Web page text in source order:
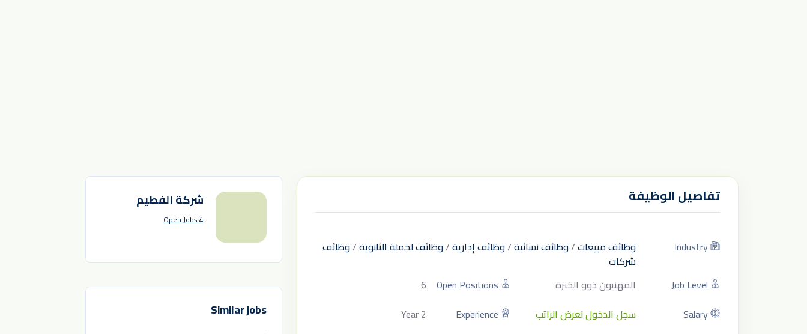
تفاصيل الوظيفة
Industry وظائف مبيعات/وظائف نسائية/وظائف إدارية/وظائف لحملة الثانوية/وظائف
شركات
Job Level
المهنيون ذوو الخبرة Open Positions
6
Salary
سجل الدخول لعرض الراتب Experience
2 Year
شركة الفطيم
4 Open Jobs
Similar jobs